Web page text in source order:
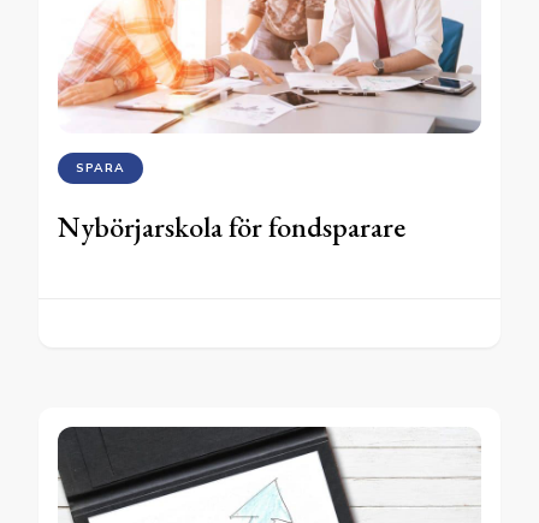
SPARA
Nybörjarskola för fondsparare